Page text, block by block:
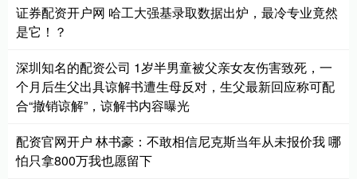
证券配资开户网 哈工大强基录取数据出炉，最冷专业竟然
是它！？
深圳知名的配资公司 1岁半男童被父亲女友伤害致死，一
个月后生父出具谅解书遭生母反对，生父最新回应称可配
合“撤销谅解”，谅解书内容曝光
配资官网开户 林书豪：不敢相信尼克斯当年从未报价我 哪
怕只拿800万我也愿留下